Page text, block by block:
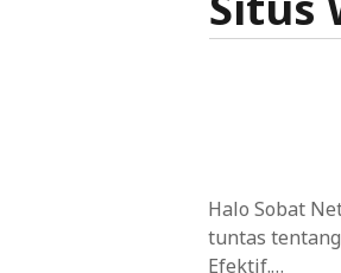
Halo Sobat
tuntas
Efektif.…